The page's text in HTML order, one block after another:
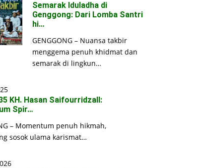
Semarak Iduladha di
Genggong: Dari Lomba Santri
hi…
GENGGONG – Nuansa takbir
menggema penuh khidmat dan
semarak di lingkun…
KH. Hasan Saifourridzall:
Spir…
– Momentum penuh hikmah,
sosok ulama karismat…